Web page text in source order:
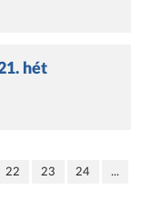
hét
22 23 24
...